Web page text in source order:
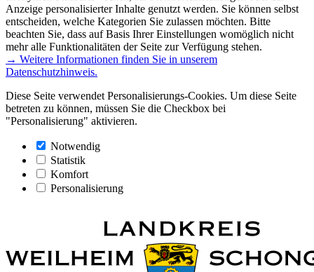
Anzeige personalisierter Inhalte genutzt werden. Sie können selbst
entscheiden, welche Kategorien Sie zulassen möchten. Bitte
beachten Sie, dass auf Basis Ihrer Einstellungen womöglich nicht
mehr alle Funktionalitäten der Seite zur Verfügung stehen.
→ Weitere Informationen finden Sie in unserem
Datenschutzhinweis.
Diese Seite verwendet Personalisierungs-Cookies. Um diese Seite
betreten zu können, müssen Sie die Checkbox bei
"Personalisierung" aktivieren.
Notwendig
Statistik
Komfort
Personalisierung